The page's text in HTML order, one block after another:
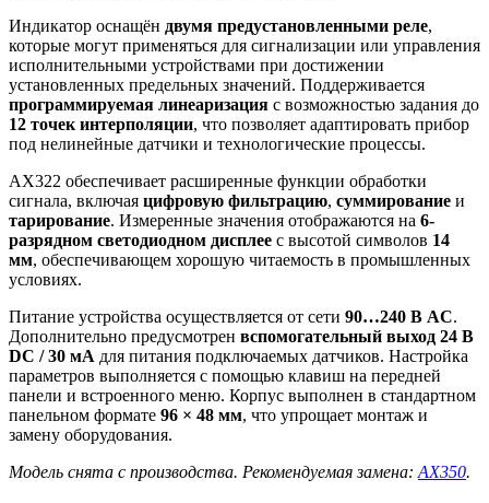
Индикатор оснащён двумя предустановленными реле,
которые могут применяться для сигнализации или управления
исполнительными устройствами при достижении
установленных предельных значений. Поддерживается
программируемая линеаризация с возможностью задания до
12 точек интерполяции, что позволяет адаптировать прибор
под нелинейные датчики и технологические процессы.
AX322 обеспечивает расширенные функции обработки
сигнала, включая цифровую фильтрацию, суммирование и
тарирование. Измеренные значения отображаются на 6-
разрядном светодиодном дисплее с высотой символов 14
мм, обеспечивающем хорошую читаемость в промышленных
условиях.
Питание устройства осуществляется от сети 90…240 В AC.
Дополнительно предусмотрен вспомогательный выход 24 В
DC / 30 мА для питания подключаемых датчиков. Настройка
параметров выполняется с помощью клавиш на передней
панели и встроенного меню. Корпус выполнен в стандартном
панельном формате 96 × 48 мм, что упрощает монтаж и
замену оборудования.
Модель снята с производства. Рекомендуемая замена: AX350.